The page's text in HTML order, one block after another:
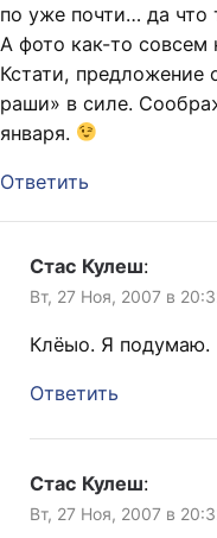
по уже почти… да
А фото как-то совсем
Кстати, предложение
раши» в силе.
января.
Ответить
Стас Кулеш:
Вт, 27 Ноя, 2007 в
Клёыо. Я подумаю.
Ответить
Стас Кулеш:
Вт, 27 Ноя, 2007 в